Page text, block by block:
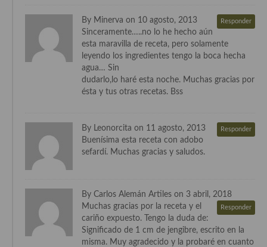
Cocina Canaria
Cocina Castellana
Cocina Castilla – La Mancha
Cocina Extremeña
Cocina Gallega
Cocina Murciana
Cocina Navarra
By Minerva on 10 agosto, 2013 Responder
Sinceramente…..no lo he hecho aún
esta maravilla de receta, pero solamente
leyendo los ingredientes tengo la boca hecha
agua… Sin
dudarlo,lo haré esta noche. Muchas gracias por
ésta y tus otras recetas. Bss
By Leonorcita on 11 agosto, 2013 Responder
Buenísima esta receta con adobo
sefardí. Muchas gracias y saludos.
By Carlos Alemán Artiles on 3 abril, 2018
Responder
Muchas gracias por la receta y el
cariño expuesto. Tengo la duda de:
Significado de 1 cm de jengibre, escrito en la
misma. Muy agradecido y la probaré en cuanto